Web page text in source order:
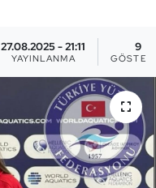
27.08.2025 - 21:11
YAYINLANMA
9